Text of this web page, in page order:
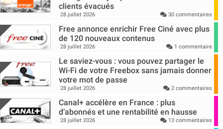
clients évacués
28 juillet 2026 30 commentaires
Free annonce enrichir Free Ciné avec plus
de 120 nouveaux contenus
28 juillet 2026 1 commentaire
Le saviez-vous : vous pouvez partager le
Wi-Fi de votre Freebox sans jamais donner
votre mot de passe
28 juillet 2026 2 commentaires
Canal+ accélère en France : plus
d’abonnés et une rentabilité en hausse
28 juillet 2026 13 commentaires